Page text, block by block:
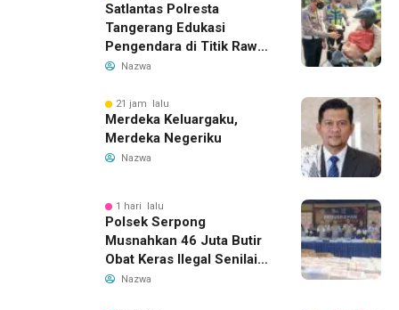
Satlantas Polresta
Tangerang Edukasi
Pengendara di Titik Rawan
Kecelakaan Lewat
Nazwa
21 jam lalu
Merdeka Keluargaku,
Merdeka Negeriku
Nazwa
1 hari lalu
Polsek Serpong
Musnahkan 46 Juta Butir
Obat Keras Ilegal Senilai
Rp230 Miliar
Nazwa